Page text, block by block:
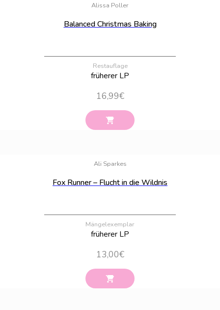
Alissa Poller
Balanced Christmas Baking
Restauflage
früherer LP
16,99€
Ali Sparkes
Fox Runner – Flucht in die Wildnis
Mängelexemplar
früherer LP
13,00€